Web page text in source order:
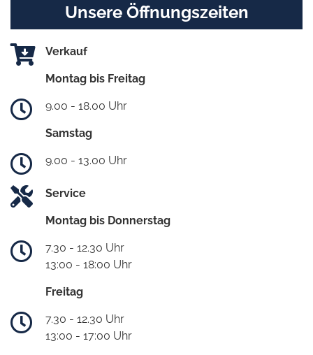
Unsere Öffnungszeiten
Verkauf
Montag bis Freitag
9.00 - 18.00 Uhr
Samstag
9.00 - 13.00 Uhr
Service
Montag bis Donnerstag
7.30 - 12.30 Uhr
13:00 - 18:00 Uhr
Freitag
7.30 - 12.30 Uhr
13:00 - 17:00 Uhr